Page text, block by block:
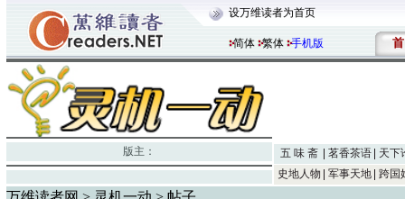
设万维读者为首页
简体 繁体 手机版 首
版主： 五 味 斋 茗香茶语
天下
史地人物
军事天地 跨国